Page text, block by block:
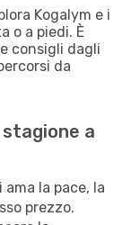
Kogalym e i
o a piedi. È
consigli dagli
da
a
la pace, la
prezzo.